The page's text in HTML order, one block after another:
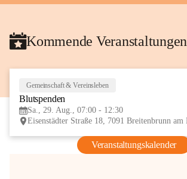
Kommende Veranstaltungen
Gemeinschaft & Vereinsleben
Blutspenden
Sa., 29. Aug., 07:00 - 12:30
Veranstaltungskalender